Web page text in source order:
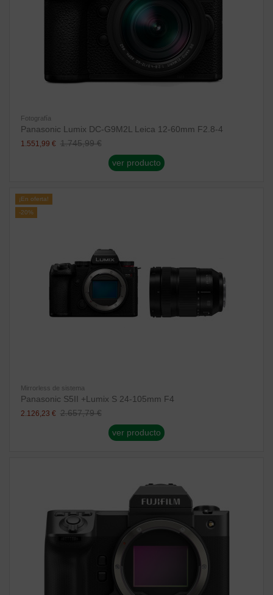
Fotografía
Panasonic Lumix DC-G9M2L Leica 12-60mm F2.8-4
1.551,99 € 1.745,99 €
ver producto
¡En oferta!
-20%
Mirrorless de sistema
Panasonic S5II +Lumix S 24-105mm F4
2.126,23 € 2.657,79 €
ver producto